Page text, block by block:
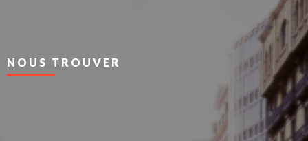
NOUS TROUVER